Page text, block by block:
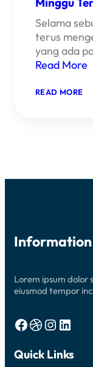
Selama
terus
yang ada
Read More
READ MORE:
Information
Lorem ipsum dolor
eiusmod tempor
Facebook Dribbble Instagram LinkedIn
Quick Links